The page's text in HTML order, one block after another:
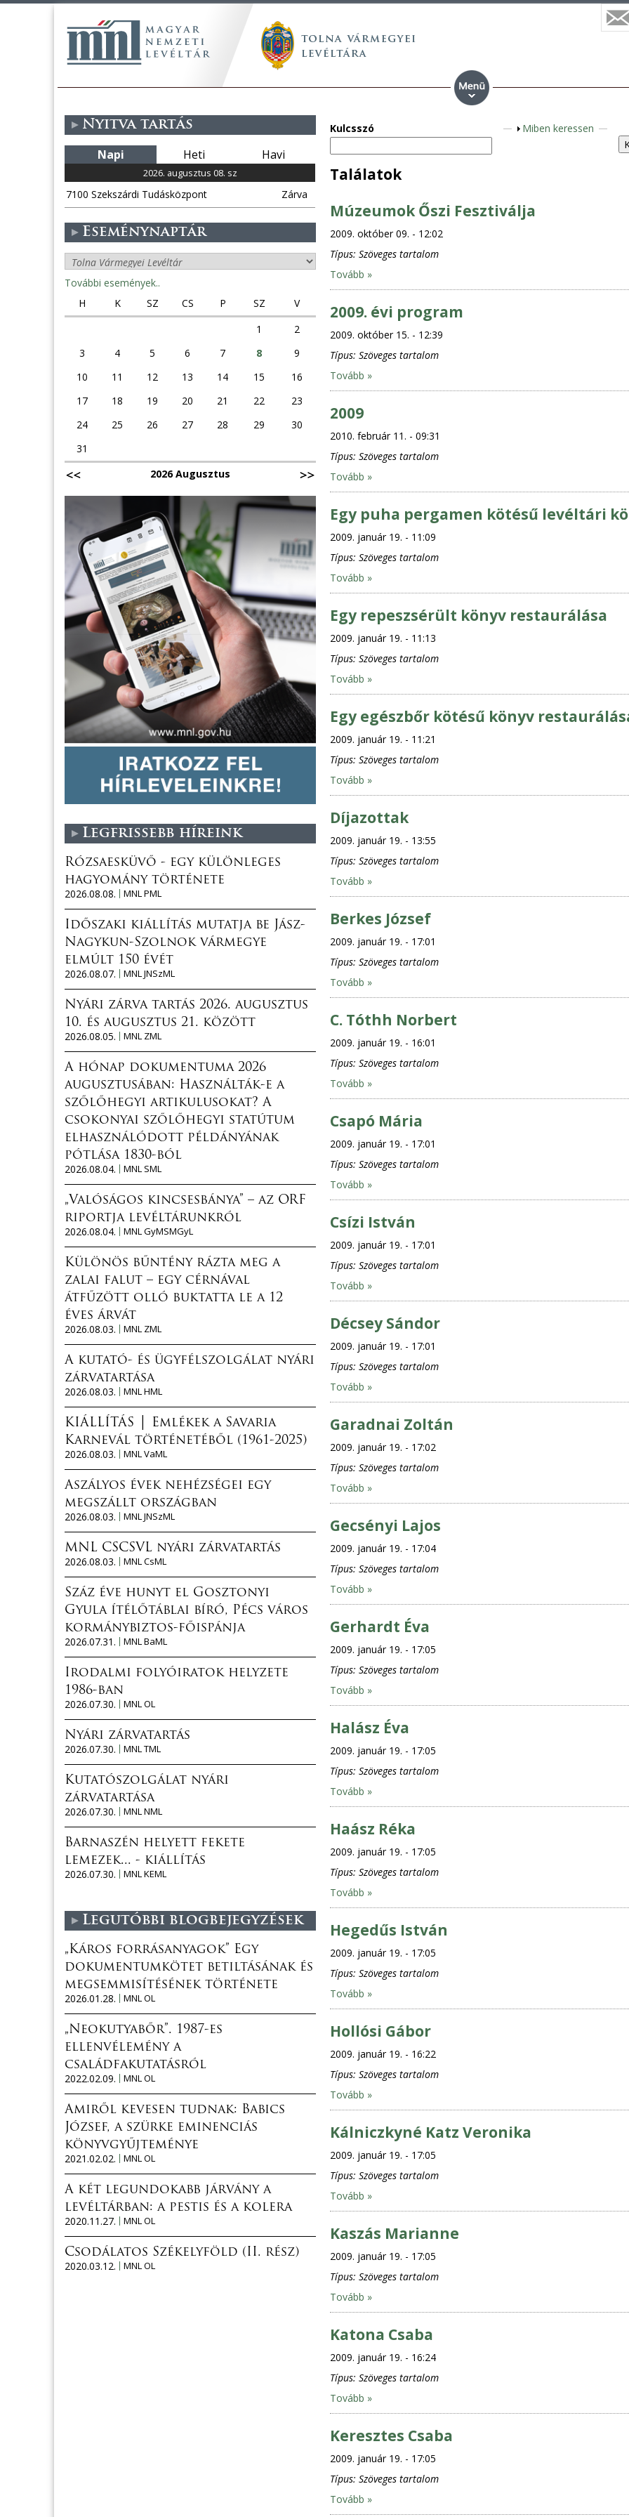
Kulcsszó
M
l
Miben keressen
Találatok
Múzeumok Őszi Fesztiválja
2009. október 09. - 12:02
Típus: Szöveges tartalom
Tovább »
2009. évi program
2009. október 15. - 12:39
Típus: Szöveges tartalom
Tovább »
2009
2010. február 11. - 09:31
Típus: Szöveges tartalom
Tovább »
Egy puha pergamen kötésű levéltári
2009. január 19. - 11:09
Típus: Szöveges tartalom
Tovább »
Egy repeszsérült könyv restaurálása
2009. január 19. - 11:13
Típus: Szöveges tartalom
Tovább »
Egy egészbőr kötésű könyv
2009. január 19. - 11:21
Típus: Szöveges tartalom
Tovább »
Díjazottak
2009. január 19. - 13:55
Típus: Szöveges tartalom
Tovább »
Berkes József
2009. január 19. - 17:01
Típus: Szöveges tartalom
Tovább »
C. Tóthh Norbert
2009. január 19. - 16:01
Típus: Szöveges tartalom
Tovább »
Csapó Mária
2009. január 19. - 17:01
Típus: Szöveges tartalom
Tovább »
Csízi István
2009. január 19. - 17:01
Típus: Szöveges tartalom
Tovább »
Décsey Sándor
2009. január 19. - 17:01
Típus: Szöveges tartalom
Tovább »
Garadnai Zoltán
2009. január 19. - 17:02
Típus: Szöveges tartalom
Tovább »
Gecsényi Lajos
2009. január 19. - 17:04
Típus: Szöveges tartalom
Tovább »
Gerhardt Éva
2009. január 19. - 17:05
Típus: Szöveges tartalom
Tovább »
Halász Éva
2009. január 19. - 17:05
Típus: Szöveges tartalom
Tovább »
Haász Réka
2009. január 19. - 17:05
Típus: Szöveges tartalom
Tovább »
Hegedűs István
2009. január 19. - 17:05
Típus: Szöveges tartalom
Tovább »
Hollósi Gábor
2009. január 19. - 16:22
Típus: Szöveges tartalom
Tovább »
Kálniczkyné Katz Veronika
2009. január 19. - 17:05
Típus: Szöveges tartalom
Tovább »
Kaszás Marianne
2009. január 19. - 17:05
Típus: Szöveges tartalom
Tovább »
Katona Csaba
2009. január 19. - 16:24
Típus: Szöveges tartalom
Tovább »
Keresztes Csaba
2009. január 19. - 17:05
Típus: Szöveges tartalom
Tovább »
Nyitva tartás
Napi Heti Havi
2026. augusztus 08. sz
7100 Szekszárdi Tudásközpont Zárva
Eseménynaptár
További események..
H
K SZ CS P SZ
V
1
2
3
4 5 6 7 8
9
10
11 12 13 14 15
16
17
18 19 20 21 22
23
24
25 26 27 28 29
30
31
2026 Augusztus
Legfrissebb híreink
Rózsaesküvő - egy különleges
hagyomány története
2026.08.08.
MNL PML
Időszaki kiállítás mutatja be Jász-
Nagykun-Szolnok vármegye
elmúlt 150 évét
2026.08.07.
MNL JNSzML
Nyári zárva tartás 2026. augusztus
10. és augusztus 21. között
2026.08.05.
MNL ZML
A hónap dokumentuma 2026
augusztusában: Használták-e a
szőlőhegyi artikulusokat? A
csokonyai szőlőhegyi statútum
elhasználódott példányának
pótlása 1830-ból
2026.08.04.
MNL SML
„Valóságos kincsesbánya” – az ORF
riportja levéltárunkról
2026.08.04.
MNL GyMSMGyL
Különös bűntény rázta meg a
zalai falut – egy cérnával
átfűzött olló buktatta le a 12
éves árvát
2026.08.03.
MNL ZML
A kutató- és ügyfélszolgálat nyári
zárvatartása
2026.08.03.
MNL HML
KIÁLLÍTÁS │ Emlékek a Savaria
Karnevál történetéből (1961-2025)
2026.08.03.
MNL VaML
Aszályos évek nehézségei egy
megszállt országban
2026.08.03.
MNL JNSzML
MNL CSCSVL nyári zárvatartás
2026.08.03.
MNL CsML
Száz éve hunyt el Gosztonyi
Gyula ítélőtáblai bíró, Pécs város
kormánybiztos-főispánja
2026.07.31.
MNL BaML
Irodalmi folyóiratok helyzete
1986-ban
2026.07.30.
MNL OL
Nyári zárvatartás
2026.07.30.
MNL TML
Kutatószolgálat nyári
zárvatartása
2026.07.30.
MNL NML
Barnaszén helyett fekete
lemezek... - kiállítás
2026.07.30.
MNL KEML
Legutóbbi blogbejegyzések
„Káros forrásanyagok” Egy
dokumentumkötet betiltásának és
megsemmisítésének története
2026.01.28.
MNL OL
„Neokutyabőr”. 1987-es
ellenvélemény a
családfakutatásról
2022.02.09.
MNL OL
Amiről kevesen tudnak: Babics
József, a szürke eminenciás
könyvgyűjteménye
2021.02.02.
MNL OL
A két legundokabb járvány a
levéltárban: a pestis és a kolera
2020.11.27.
MNL OL
Csodálatos Székelyföld (II. rész)
2020.03.12.
MNL OL